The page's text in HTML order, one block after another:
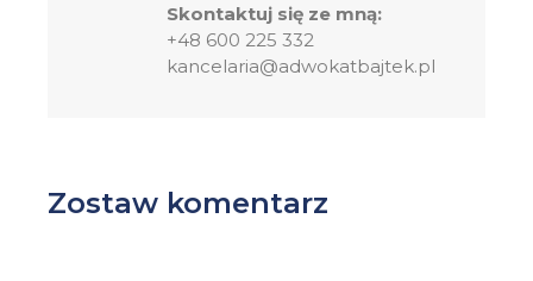
Skontaktuj się ze mną:
+48 600 225 332
kancelaria@adwokatbajtek.pl
Zostaw komentarz